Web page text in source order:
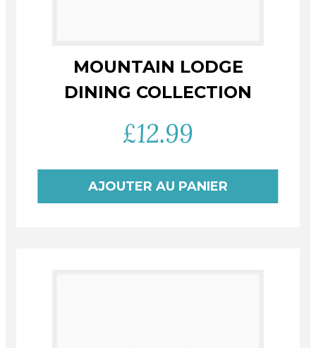
MOUNTAIN LODGE
DINING COLLECTION
£12.99
AJOUTER AU PANIER